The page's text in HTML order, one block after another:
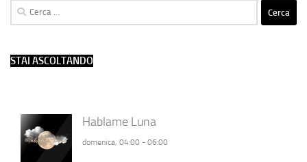
Ricerca
per:
STAI ASCOLTANDO
Hablame Luna
domenica, 04:00 - 06:00